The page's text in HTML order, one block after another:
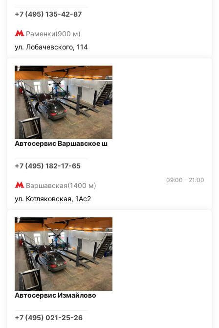
+7 (495) 135-42-87
Раменки(900 м)
ул. Лобачевского, 114
Автосервис Варшавское ш
+7 (495) 182-17-65
Варшавская(1400 м)
09:00 - 21:00
ул. Котляковская, 1Ас2
Автосервис Измайлово
+7 (495) 021-25-26